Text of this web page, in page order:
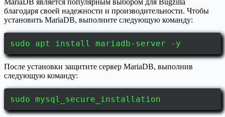
благодаря своей надежности и производительности. Чтобы
установить MariaDB, выполните следующую команду:
sudo apt install mariadb-server -y
После установки защитите сервер MariaDB, выполнив
следующую команду:
sudo mysql_secure_installation